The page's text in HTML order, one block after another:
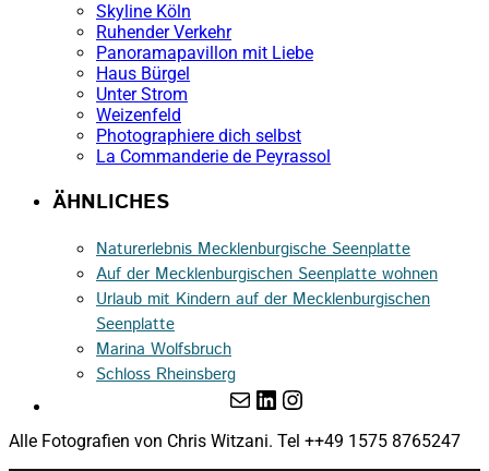
Skyline Köln
Ruhender Verkehr
Panoramapavillon mit Liebe
Haus Bürgel
Unter Strom
Weizenfeld
Photographiere dich selbst
La Commanderie de Peyrassol
ÄHNLICHES
Naturerlebnis Mecklenburgische Seenplatte
Auf der Mecklenburgischen Seenplatte wohnen
Urlaub mit Kindern auf der Mecklenburgischen
Seenplatte
Marina Wolfsbruch
Schloss Rheinsberg
E-MailLinkedIn
Instagram
Alle Fotografien von Chris Witzani. Tel ++49 1575 8765247